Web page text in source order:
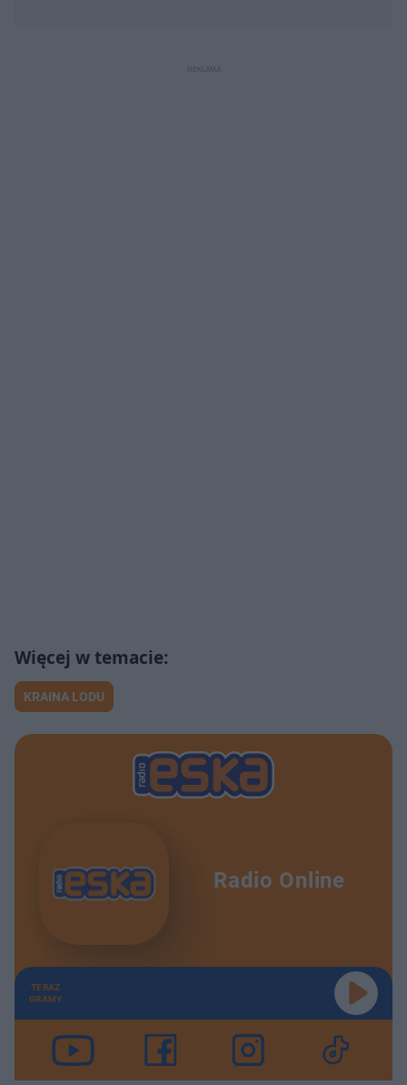
KRAINA LODU
Radio Online
TERAZ
GRAMY